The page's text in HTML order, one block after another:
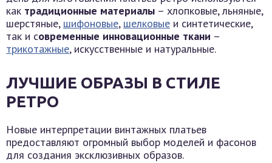
как традиционные материалы – хлопковые, льняные,
шерстяные, шифоновые, шелковые и синтетические,
так и современные инновационные ткани –
трикотажные, искусственные и натуральные.
ЛУЧШИЕ ОБРАЗЫ В СТИЛЕ
РЕТРО
Новые интерпретации винтажных платьев
предоставляют огромный выбор моделей и фасонов
для создания эксклюзивных образов.